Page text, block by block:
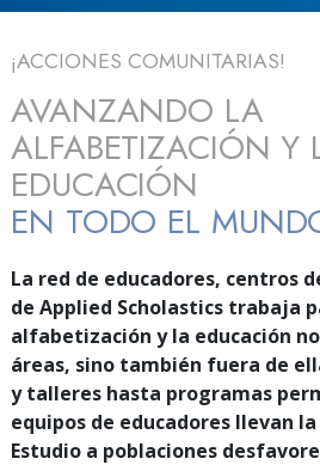
¡ACCIONES COMUNITARIAS!
AVANZANDO LA
ALFABETIZACIÓN Y
EDUCACIÓN
EN TODO EL
La red de educadores, centros
de Applied Scholastics trabaja
alfabetización y la educación
áreas, sino también fuera de
y talleres hasta programas
equipos de educadores llevan
Estudio a poblaciones